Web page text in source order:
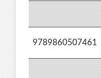
9789860507461